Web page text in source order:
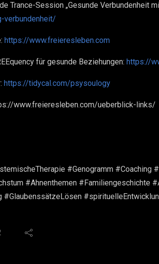
Trance-Session „Gesunde Verbundenheit
verbundenheit/
https://www.freieresleben.com
für gesunde Beziehungen: https://
https://tidycal.com/psysoulogy
www.freieresleben.com/ueberblick-links/
#Genogramm #Coaching
#Ahnenthemen #Familiengeschichte
#GlaubenssätzeLösen